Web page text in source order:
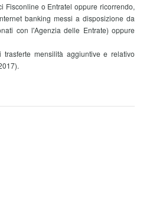
Fisconline o Entratel oppure ricorrendo,
banking messi a disposizione da
con l'Agenzia delle Entrate) oppure
mensilità aggiuntive e relativo